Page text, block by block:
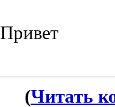
Привет
(Читать